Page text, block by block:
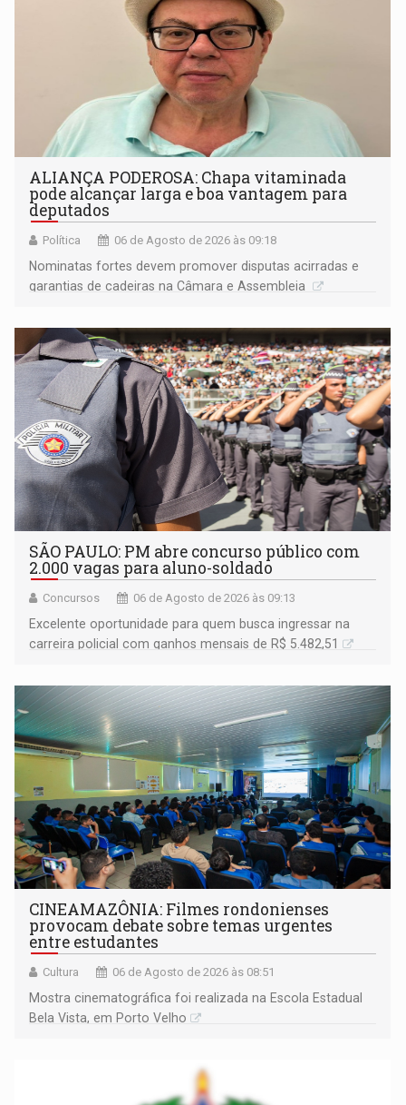
ALIANÇA PODEROSA: Chapa vitaminada
pode alcançar larga e boa vantagem para
deputados
Política 06 de Agosto de 2026 às 09:18
Nominatas fortes devem promover disputas acirradas e
garantias de cadeiras na Câmara e Assembleia
SÃO PAULO: PM abre concurso público com
2.000 vagas para aluno-soldado
Concursos 06 de Agosto de 2026 às 09:13
Excelente oportunidade para quem busca ingressar na
carreira policial com ganhos mensais de R$ 5.482,51
CINEAMAZÔNIA: Filmes rondonienses
provocam debate sobre temas urgentes
entre estudantes
Cultura 06 de Agosto de 2026 às 08:51
Mostra cinematográfica foi realizada na Escola Estadual
Bela Vista, em Porto Velho